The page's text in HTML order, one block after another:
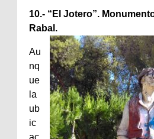
10.- “El Jotero”.
Rabal.
Au
nq
ue
la
ub
ic
ac